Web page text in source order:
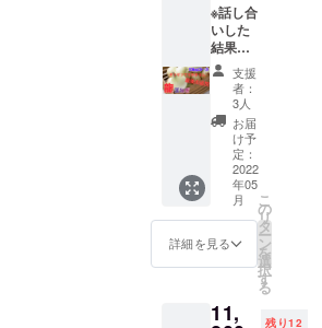
※話し合
いした
結果、
最後の
追加出
来そう
なので
20ケー
ス追加
しま
す！ 最
初の方
よりも
少しお
値段上
がりま
ご了承
支援
者：
3人
お届
け予
定：
2022
年05
月
詳細を見る
こ
の
リ
タ
ー
ン
を
選
択
す
る
11, 残り12